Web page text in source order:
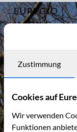
EUREGIO
IM BILD
Archiv
Kontakt
Archiv
Zustimmung
Cookies auf
Wir verwenden
Funktionen